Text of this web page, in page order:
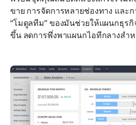
ขาย การจัดการหลายช่องทาง และก
“โมดูลทีม” ของมันช่วยให้แผนกธุร
ขึ้น ลดการพึ่งพาแผนกไอทีกลางสำ